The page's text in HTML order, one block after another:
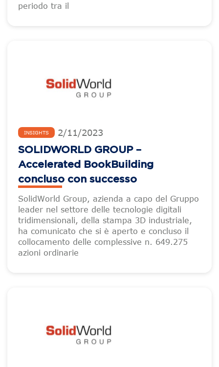
periodo tra il
INSIGHTS 2/11/2023
SOLIDWORLD GROUP –
Accelerated BookBuilding
concluso con successo
SolidWorld Group, azienda a capo del Gruppo
leader nel settore delle tecnologie digitali
tridimensionali, della stampa 3D industriale,
ha comunicato che si è aperto e concluso il
collocamento delle complessive n. 649.275
azioni ordinarie